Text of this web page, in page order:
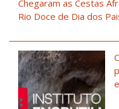
Chegaram as Cestas
Rio Doce de Dia dos